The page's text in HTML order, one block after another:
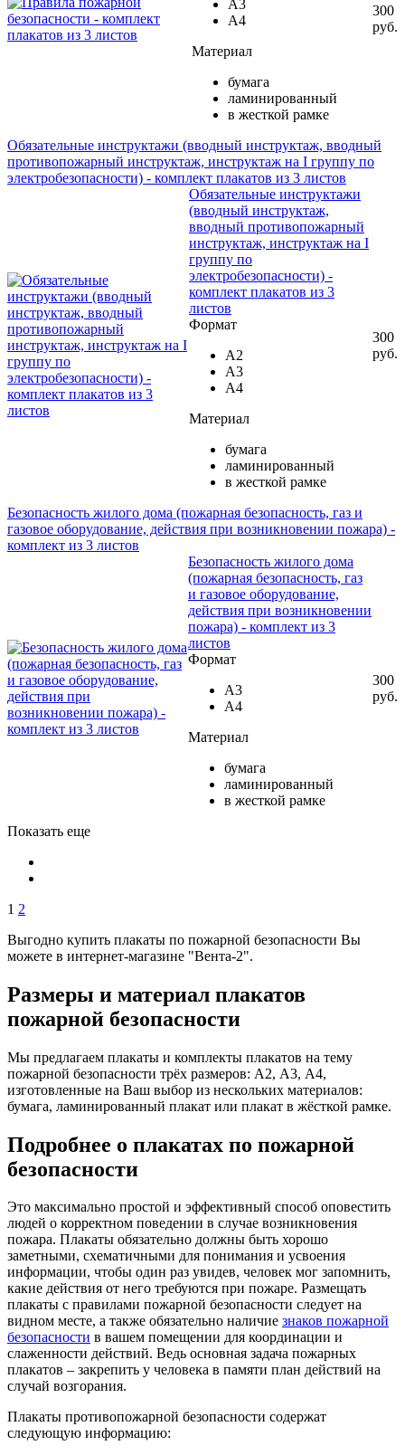
А3
А4
Материал
бумага
ламинированный
в жесткой рамке
300
руб.
Обязательные инструктажи (вводный инструктаж, вводный
противопожарный инструктаж, инструктаж на I группу по
электробезопасности) - комплект плакатов из 3 листов
Обязательные инструктажи
(вводный инструктаж,
вводный противопожарный
инструктаж, инструктаж на I
группу по
электробезопасности) -
комплект плакатов из 3
листов
Формат
А2
А3
А4
Материал
бумага
ламинированный
в жесткой рамке
300
руб.
Безопасность жилого дома (пожарная безопасность, газ и
газовое оборудование, действия при возникновении пожара) -
комплект из 3 листов
Безопасность жилого дома
(пожарная безопасность, газ
и газовое оборудование,
действия при возникновении
пожара) - комплект из 3
листов
Формат
А3
А4
Материал
бумага
ламинированный
в жесткой рамке
300
руб.
Показать еще
1 2
Выгодно купить плакаты по пожарной безопасности Вы
можете в интернет-магазине "Вента-2".
Размеры и материал плакатов
пожарной безопасности
Мы предлагаем плакаты и комплекты плакатов на тему
пожарной безопасности трёх размеров: А2, А3, А4,
изготовленные на Ваш выбор из нескольких материалов:
бумага, ламинированный плакат или плакат в жёсткой рамке.
Подробнее о плакатах по пожарной
безопасности
Это максимально простой и эффективный способ оповестить
людей о корректном поведении в случае возникновения
пожара. Плакаты обязательно должны быть хорошо
заметными, схематичными для понимания и усвоения
информации, чтобы один раз увидев, человек мог запомнить,
какие действия от него требуются при пожаре. Размещать
плакаты с правилами пожарной безопасности следует на
видном месте, а также обязательно наличие знаков пожарной
безопасности в вашем помещении для координации и
слаженности действий. Ведь основная задача пожарных
плакатов – закрепить у человека в памяти план действий на
случай возгорания.
Плакаты противопожарной безопасности содержат
следующую информацию: